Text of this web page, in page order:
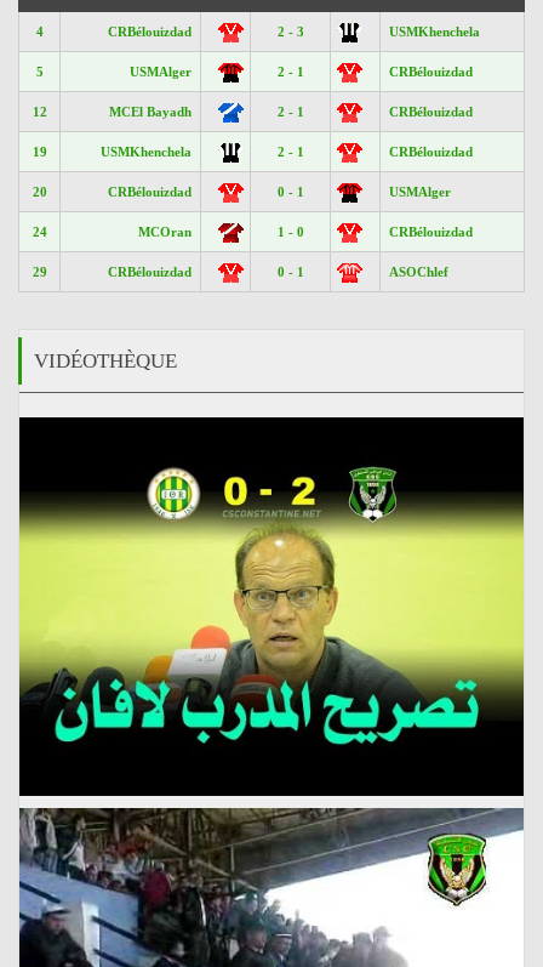
4 CRBélouizdad 2 - 3 USMKhenchela
5 USMAlger 2 - 1 CRBélouizdad
12 MCEl Bayadh 2 - 1 CRBélouizdad
19 USMKhenchela 2 - 1 CRBélouizdad
20 CRBélouizdad 0 - 1 USMAlger
24 MCOran 1 - 0 CRBélouizdad
29 CRBélouizdad 0 - 1 ASOChlef
VIDÉOTHÈQUE